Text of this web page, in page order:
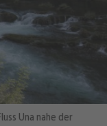
Una nahe der